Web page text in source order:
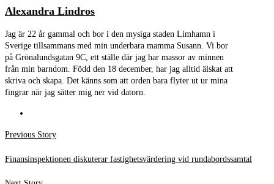
Alexandra Lindros
Jag är 22 år gammal och bor i den mysiga staden Limhamn i
Sverige tillsammans med min underbara mamma Susann. Vi bor
på Grönalundsgatan 9C, ett ställe där jag har massor av minnen
från min barndom. Född den 18 december, har jag alltid älskat att
skriva och skapa. Det känns som att orden bara flyter ut ur mina
fingrar när jag sätter mig ner vid datorn.
Inläggsnavigering
Previous StoryPrevious
Finansinspektionen diskuterar fastighetsvärdering vid rundabordssamtal